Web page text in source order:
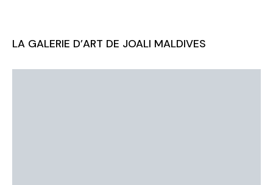
LA GALERIE D’ART DE JOALI MALDIVES